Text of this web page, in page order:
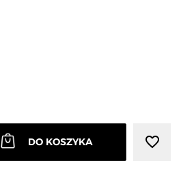
DO KOSZYKA favorite_border